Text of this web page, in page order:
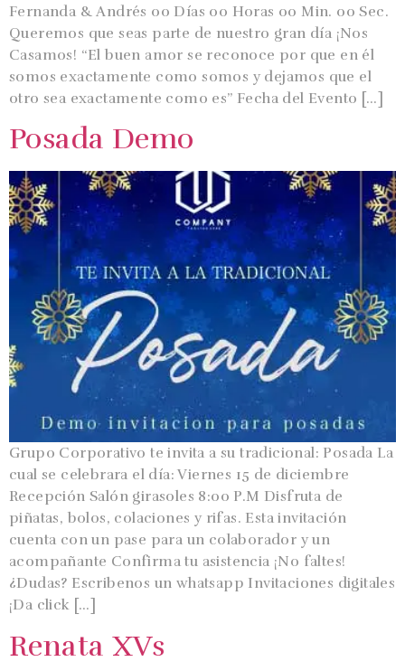
Fernanda & Andrés 00 Días 00 Horas 00 Min. 00 Sec.
Queremos que seas parte de nuestro gran día ¡Nos
Casamos! “El buen amor se reconoce por que en él
somos exactamente como somos y dejamos que el
otro sea exactamente como es” Fecha del Evento […]
Posada Demo
Grupo Corporativo te invita a su tradicional: Posada La
cual se celebrara el día: Viernes 15 de diciembre
Recepción Salón girasoles 8:00 P.M Disfruta de
piñatas, bolos, colaciones y rifas. Esta invitación
cuenta con un pase para un colaborador y un
acompañante Confirma tu asistencia ¡No faltes!
¿Dudas? Escribenos un whatsapp Invitaciones digitales
¡Da click […]
Renata XVs